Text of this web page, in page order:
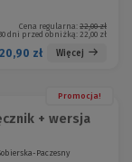
Cena regularna: 22,00 zł
dni przed obniżką:22,00 zł
20,90 zł Więcej
Promocja!
+ wersja
Paczesny